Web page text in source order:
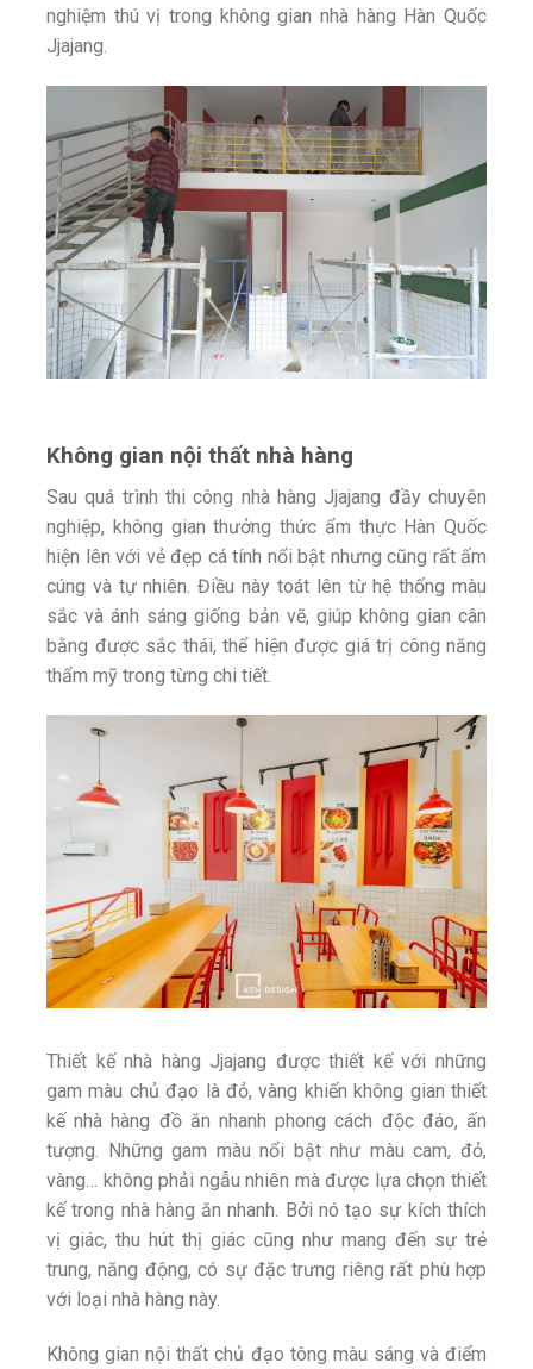
nghiệm thú vị trong không gian nhà hàng Hàn Quốc
Jjajang.
Không gian nội thất nhà hàng
Sau quá trình thi công nhà hàng Jjajang đầy chuyên
nghiệp, không gian thưởng thức ẩm thực Hàn Quốc
hiện lên với vẻ đẹp cá tính nổi bật nhưng cũng rất ấm
cúng và tự nhiên. Điều này toát lên từ hệ thống màu
sắc và ánh sáng giống bản vẽ, giúp không gian cân
bằng được sắc thái, thể hiện được giá trị công năng
thẩm mỹ trong từng chi tiết.
Thiết kế nhà hàng Jjajang được thiết kế với những
gam màu chủ đạo là đỏ, vàng khiến không gian thiết
kế nhà hàng đồ ăn nhanh phong cách độc đáo, ấn
tượng. Những gam màu nổi bật như màu cam, đỏ,
vàng… không phải ngẫu nhiên mà được lựa chọn thiết
kế trong nhà hàng ăn nhanh. Bởi nó tạo sự kích thích
vị giác, thu hút thị giác cũng như mang đến sự trẻ
trung, năng động, có sự đặc trưng riêng rất phù hợp
với loại nhà hàng này.
Không gian nội thất chủ đạo tông màu sáng và điểm